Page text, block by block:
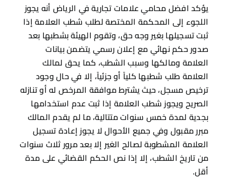
يؤكد افضل محامي علامات تجارية في الرياض أنه يجوز
اللجوء إلى المحكمة المختصة لطلب شطب العلامة إذا
ثبت تسجيلها بغير وجه حق، وتقوم الهيئة بشطبها بعد
صدور حكم نهائي مع إعلان رسمي يتضمن بيانات
العلامة ومالكها وسبب الشطب، كما يحق لمالك
العلامة طلب شطبها كلياً أو جزئياً، إلا في حال وجود
ترخيص مسجل، حيث يشترط موافقة المرخص له أو تنازله
الصريح ويجوز شطب العلامة إذا ثبت عدم استخدامها
بجدية لمدة خمس سنوات متتالية، ما لم يقدم المالك
مبرر مقبول وفي جميع الأحوال لا يجوز إعادة تسجيل
العلامة المشطوبة لصالح الغير إلا بعد مرور ثلاث سنوات
من تاريخ الشطب، إلا إذا نص الحكم القضائي على مدة
أقل.